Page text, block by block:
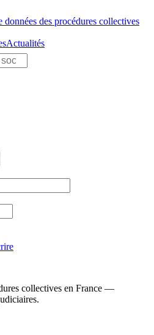
données des procédures collectives
Actualités
collectives en France —